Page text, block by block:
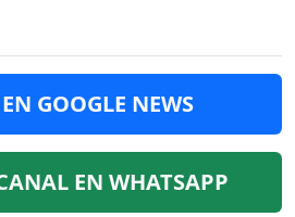
GOOGLE NEWS
EN WHATSAPP